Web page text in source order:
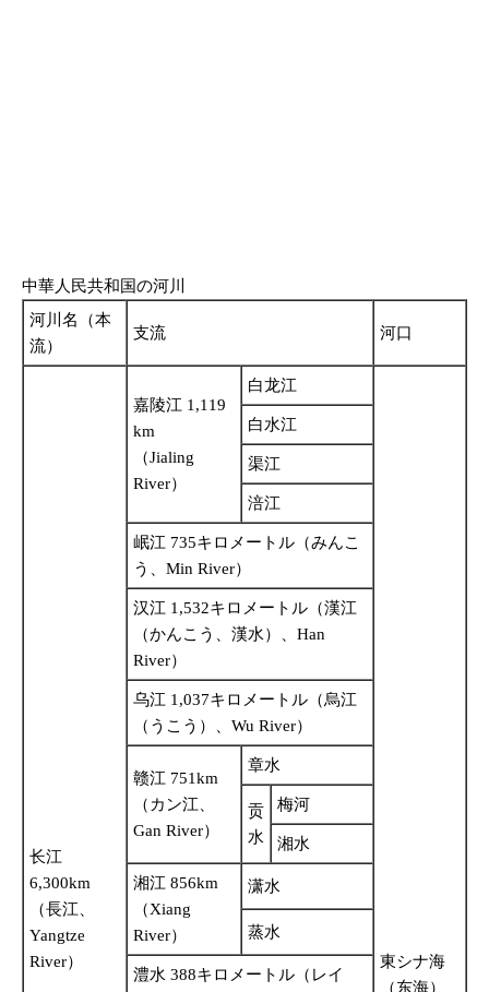
中華人民共和国の河川
河川名（本
流）
支流 河口
长江
6,300km
（長江、
Yangtze
River）
嘉陵江 1,119
km
（Jialing
River）
白龙江
東シナ海
（东海）
白水江
渠江
涪江
岷江 735キロメートル（みんこ
う、Min River）
汉江 1,532キロメートル（漢江
（かんこう、漢水）、Han
River）
乌江 1,037キロメートル（烏江
（うこう）、Wu River）
赣江 751km
（カン江、
Gan River）
章水
贡
水
梅河
湘水
湘江 856km
（Xiang
River）
潇水
蒸水
澧水 388キロメートル（レイ